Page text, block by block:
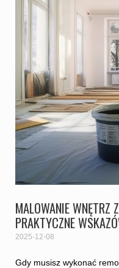
MALOWANIE
PRAKTYCZNE
2025-12-08
Gdy musisz wykonać